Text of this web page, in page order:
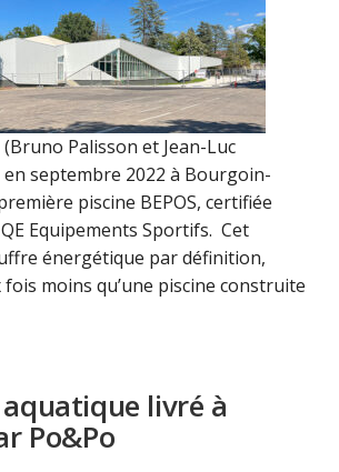
(Bruno Palisson et Jean-Luc
septembre 2022 à Bourgoin-
piscine BEPOS, certifiée
Equipements Sportifs. Cet
énergétique par définition,
moins qu’une piscine construite
livré à
Po&Po